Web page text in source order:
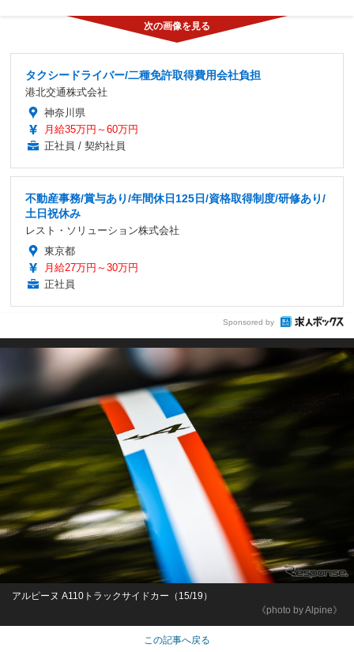
タクシードライバー/二種免許取得費用会社負担
港北交通株式会社
神奈川県
月給35万円～60万円
正社員 / 契約社員
不動産事務/賞与あり/年間休日125日/資格取得制度/研修あり/
土日祝休み
レスト・ソリューション株式会社
東京都
月給27万円～30万円
正社員
Sponsored by
《photo by Alpine》
アルピーヌ A110トラックサイドカー（15/19）
この記事へ戻る